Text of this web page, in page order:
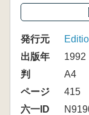
発行元
出版年
1992
判
A4
ページ
415
六一ID